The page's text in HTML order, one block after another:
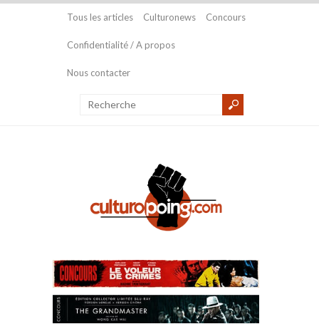
Tous les articles Culturonews Concours
Confidentialité / A propos
Nous contacter